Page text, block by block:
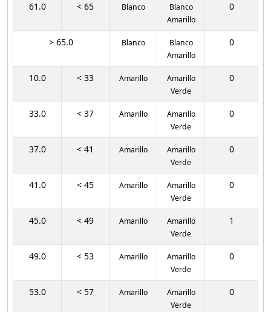
61.0 < 65 Blanco
Blanco
Amarillo
0
> 65.0 Blanco
Blanco
Amarillo
0
10.0 < 33 Amarillo
Amarillo
Verde
0
33.0 < 37 Amarillo
Amarillo
Verde
0
37.0 < 41 Amarillo
Amarillo
Verde
0
41.0 < 45 Amarillo
Amarillo
Verde
0
45.0 < 49 Amarillo
Amarillo
Verde
1
49.0 < 53 Amarillo
Amarillo
Verde
0
53.0 < 57 Amarillo
Amarillo
Verde
0